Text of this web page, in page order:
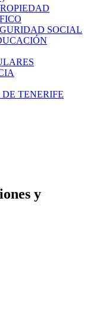
SOCIAL
TENERIFE
y